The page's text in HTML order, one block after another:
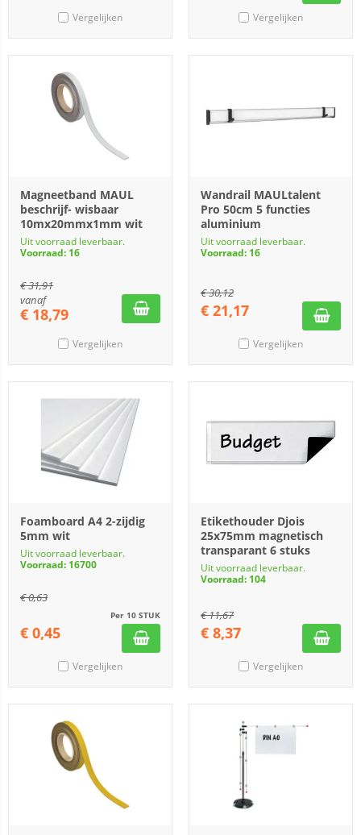
Vergelijken Vergelijken
Magneetband MAUL
beschrijf- wisbaar
10mx20mmx1mm wit
Uit voorraad leverbaar.
Voorraad: 16
€31,91
vanaf
€ 18,79
Vergelijken
Wandrail MAULtalent
Pro 50cm 5 functies
aluminium
Uit voorraad leverbaar.
Voorraad: 16
€30,12
€ 21,17
Vergelijken
Foamboard A4 2-zijdig
5mm wit
Uit voorraad leverbaar.
Voorraad: 16700
€0,63
Per 10 STUK
€ 0,45
Vergelijken
Etikethouder Djois
25x75mm magnetisch
transparant 6 stuks
Uit voorraad leverbaar.
Voorraad: 104
€11,67
€ 8,37
Vergelijken